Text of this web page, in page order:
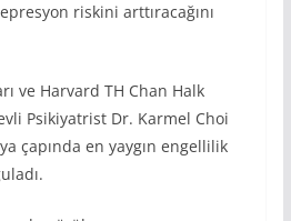
riskini arttıracağını
ve Harvard TH Chan Halk
Psikiyatrist Dr. Karmel Choi
çapında en yaygın engellilik